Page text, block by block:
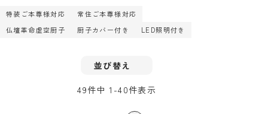
特装ご本尊様対応
常住ご本尊様対応
仏壇革命虚空厨子
厨子カバー付き LED照明付き
並び替え
49件中 1 -40件表示